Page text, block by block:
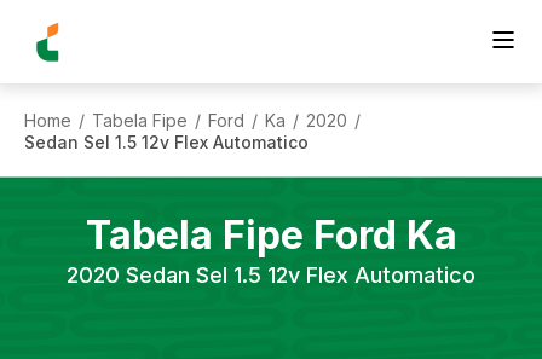
Home / Tabela Fipe / Ford / Ka / 2020 /
Sedan Sel 1.5 12v Flex Automatico
Tabela Fipe Ford Ka
2020 Sedan Sel 1.5 12v Flex Automatico